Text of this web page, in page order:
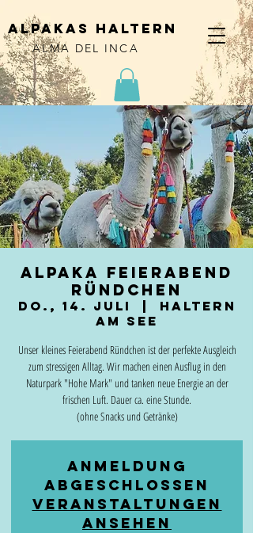
alpakas haltern
ALMA DEL INCA
Alpaka Feierabend
Ründchen
Do., 14. Juli
  |
Haltern
am See
Unser kleines Feierabend Ründchen ist der perfekte Ausgleich
zum stressigen Alltag. Wir machen einen Ausflug in den
Naturpark "Hohe Mark" und tanken neue Energie an der
frischen Luft. Dauer ca. eine Stunde.
(ohne Snacks und Getränke)
Anmeldung
abgeschlossen
Veranstaltungen
ansehen